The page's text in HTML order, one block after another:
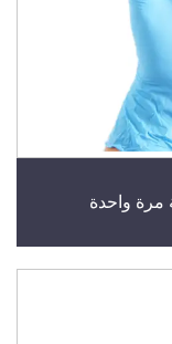
مرة واحدة